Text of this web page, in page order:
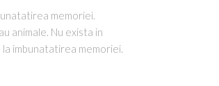
memoriei.
animale. Nu exista in
imbunatatirea memoriei.